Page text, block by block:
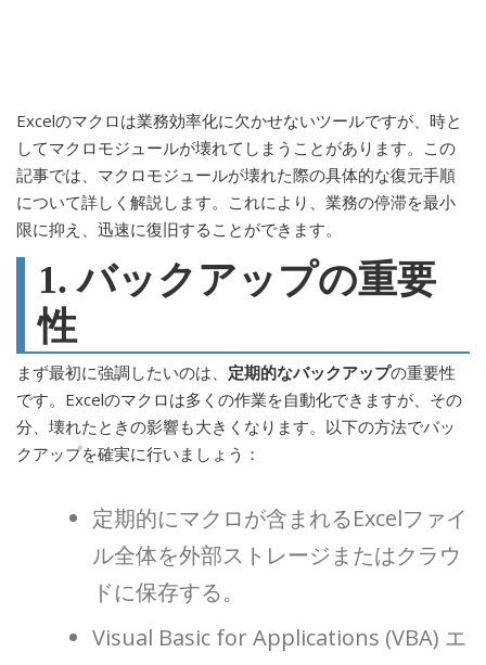
Excelのマクロは業務効率化に欠かせないツールですが、時と
してマクロモジュールが壊れてしまうことがあります。この
記事では、マクロモジュールが壊れた際の具体的な復元手順
について詳しく解説します。これにより、業務の停滞を最小
限に抑え、迅速に復旧することができます。
1. バックアップの重要
性
まず最初に強調したいのは、 定期的なバックアップの重要性
です。Excelのマクロは多くの作業を自動化できますが、その
分、壊れたときの影響も大きくなります。以下の方法でバッ
クアップを確実に行いましょう：
定期的にマクロが含まれるExcelファイ
ル全体を外部ストレージまたはクラウ
ドに保存する。
Visual Basic for Applications (VBA) エ